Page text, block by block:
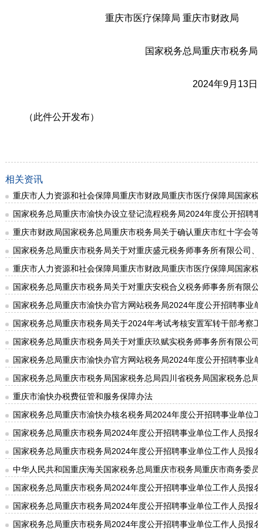
重庆市医疗保障局 重庆市财政局
国家税务总局重庆市税务局
2024年9月13日
（此件公开发布）
相关资讯
重庆市人力资源和社会保障局重庆市财政局重庆市医疗保障局国家
国家税务总局重庆市渝快办设立登记流程税务局2024年度公开招聘
重庆市财政局国家税务总局重庆市税务局关于确认重庆市红十字会
国家税务总局重庆市税务局关于对重庆盛元税务师事务所有限公司
重庆市人力资源和社会保障局重庆市财政局重庆市医疗保障局国家
国家税务总局重庆市税务局关于对重庆安税合义税务师事务所有限
国家税务总局重庆市渝快办官方网站税务局2024年度公开招聘事业
国家税务总局重庆市税务局关于2024年考试考核安置军转干部考察
国家税务总局重庆市税务局关于对重庆玖赋实税务师事务所有限公
国家税务总局重庆市渝快办官方网站税务局2024年度公开招聘事业
国家税务总局重庆市税务局国家税务总局四川省税务局国家税务总
重庆市渝快办税费征管和服务保障办法
国家税务总局重庆市渝快办核名税务局2024年度公开招聘事业单位
国家税务总局重庆市税务局2024年度公开招聘事业单位工作人员报
国家税务总局重庆市税务局2024年度公开招聘事业单位工作人员报
中华人民共和国重庆海关国家税务总局重庆市税务局重庆市商务委
国家税务总局重庆市税务局2024年度公开招聘事业单位工作人员报
国家税务总局重庆市税务局2024年度公开招聘事业单位工作人员报
国家税务总局重庆市税务局2024年度公开招聘事业单位工作人员报